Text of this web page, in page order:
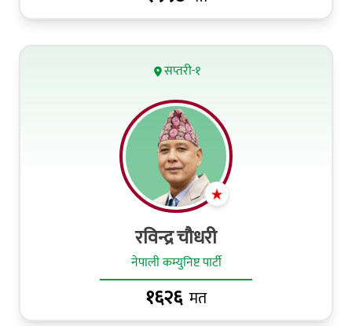
सप्तरी-१
रविन्द्र चौधरी
नेपाली कम्युनिष्ट पार्टी
१६२६ मत